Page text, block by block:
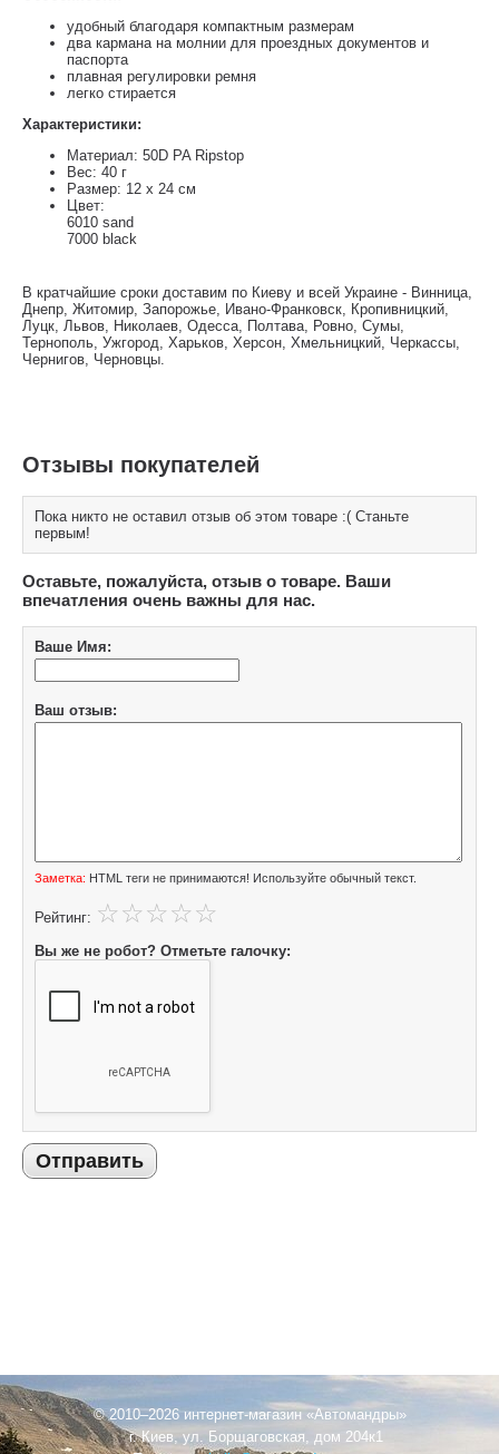
удобный благодаря компактным размерам
два кармана на молнии для проездных документов и
паспорта
плавная регулировки ремня
легко стирается
Характеристики:
Материал: 50D PA Ripstop
Вес: 40 г
Размер: 12 x 24 см
Цвет:
6010 sand
7000 black
В кратчайшие сроки доставим по Киеву и всей Украине - Винница,
Днепр, Житомир, Запорожье, Ивано-Франковск, Кропивницкий,
Луцк, Львов, Николаев, Одесса, Полтава, Ровно, Сумы,
Тернополь, Ужгород, Харьков, Херсон, Хмельницкий, Черкассы,
Чернигов, Черновцы.
Отзывы покупателей
Пока никто не оставил отзыв об этом товаре :( Станьте
первым!
Оставьте, пожалуйста, отзыв о товаре. Ваши
впечатления очень важны для нас.
Ваше Имя:
Ваш отзыв:
Заметка: HTML теги не принимаются! Используйте обычный текст.
Рейтинг:
Вы же не робот? Отметьте галочку:
Отправить
© 2010–2026 интернет-магазин «Автомандры»
г. Киев, ул. Борщаговская, дом 204к1